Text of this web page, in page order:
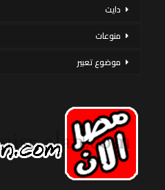
دايت
منوعات
موضوع تعبير